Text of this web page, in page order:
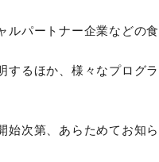
パートナー企業などの
るほか、様々なプログ
次第、あらためてお知